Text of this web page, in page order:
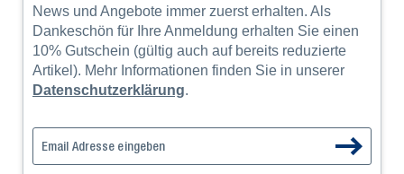
hohe Materialqualität
zuverlässige Funktionalität
langlebige Konstruktion
Einhaltung aller relevanten Sicherheitsnormen
langfristig zuverlässige Arbeitsprozesse im Lager, in der
Werkstatt oder in der Produktion unterstützt.
News und Angebote immer zuerst erhalten. Als
Dankeschön für Ihre Anmeldung erhalten Sie einen
10% Gutschein (gültig auch auf bereits reduzierte
Artikel). Mehr Informationen finden Sie in unserer
Datenschutzerklärung.